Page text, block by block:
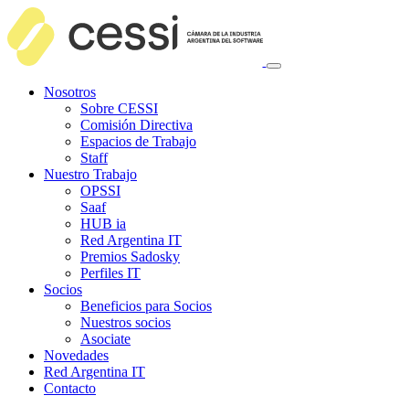
Nosotros
Sobre CESSI
Comisión Directiva
Espacios de Trabajo
Staff
Nuestro Trabajo
OPSSI
Saaf
HUB ia
Red Argentina IT
Premios Sadosky
Perfiles IT
Socios
Beneficios para Socios
Nuestros socios
Asociate
Novedades
Red Argentina IT
Contacto